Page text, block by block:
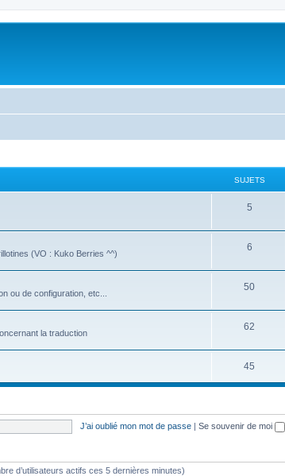
SUJETS
5
(VO : Kuko Berries ^^)
6
ou de configuration, etc...
50
la traduction
62
45
J’ai oublié mon mot de passe | Se souvenir de moi
d’utilisateurs actifs ces 5 dernières minutes)